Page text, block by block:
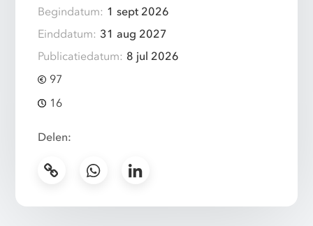
Begindatum: 1 sept 2026
Einddatum: 31 aug 2027
Publicatiedatum: 8 jul 2026
97
16
Delen: